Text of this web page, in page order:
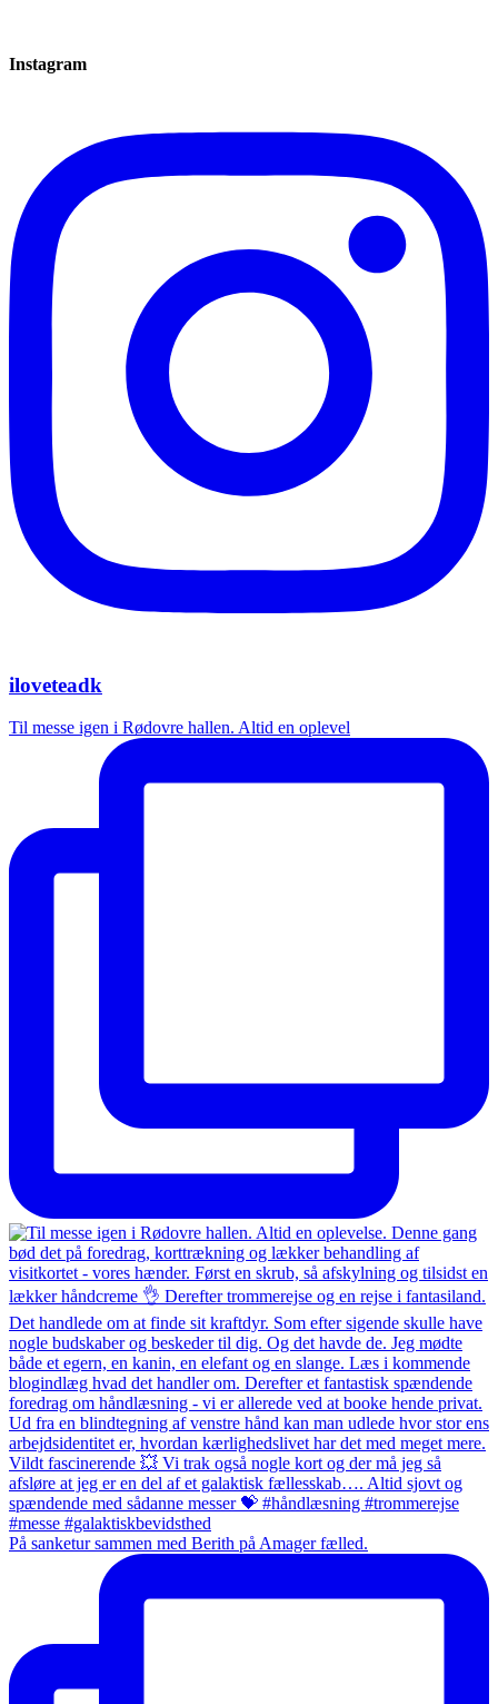
Instagram
iloveteadk
Til messe igen i Rødovre hallen. Altid en oplevel
På sanketur sammen med Berith på Amager fælled.